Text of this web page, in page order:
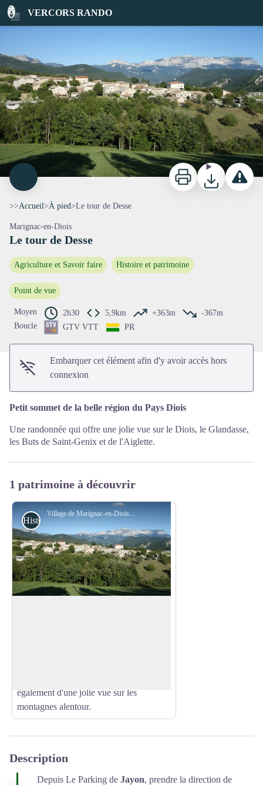
VERCORS RANDO
Le tour de Desse
Vue sur Marignac-en-Diois - PNRV
Voir l'image en plein écran
ImprimerTéléchargerSignaler
>>Accueil>À pied>Le tour de Desse
Marignac-en-Diois
Le tour de Desse
Agriculture et Savoir faire Histoire et patrimoine
Point de vue
Moyen 2h30 5,9km +363m
-367m
Boucle
GTV VTT PR
Embarquer cet élément afin d'y avoir accès hors
connexion
Petit sommet de la belle région du Pays Diois
Une randonnée qui offre une jolie vue sur le Diois, le Glandasse,
les Buts de Saint-Genix et de l'Aiglette.
1 patrimoine à découvrir
Village de Marignac-en-Diois - PNRV
Histoire et patrimoine
également d'une jolie vue sur les
montagnes alentour.
Description
Depuis Le Parking de Jayon, prendre la direction de